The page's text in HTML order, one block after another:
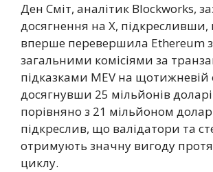
Ден Сміт, аналітик Blockworks,
досягнення на X,
вперше перевершила Ethereum
загальними комісіями за
підказками MEV на щотижневій
досягнувши 25 мільйонів
порівняно з 21 мільйоном
підкреслив, що валідатори та
отримують значну вигоду
циклу.